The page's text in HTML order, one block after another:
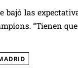
bajó las
“Tienen